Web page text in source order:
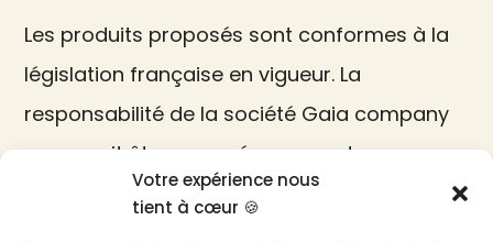
Votre expérience nous
tient à cœur 🍪
Les produits proposés sont conformes à la
législation française en vigueur. La
responsabilité de la société Gaia company
ne saurait être engagée en cas de non-
respect de la législation du pays où le